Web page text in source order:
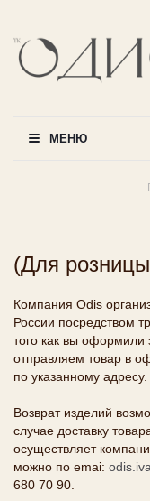
МЕНЮ
(Для
Компания Odis
России посредством
того как вы оформили
отправляем товар в
по указанному адресу.
Возврат изделий
случае доставку
осуществляет
можно по emai:
680 70 90.